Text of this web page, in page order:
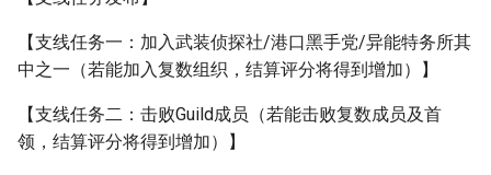
【支线任务一：加入武装侦探社/港口黑手党/异能特务所其
中之一（若能加入复数组织，结算评分将得到增加）】
【支线任务二：击败Guild成员（若能击败复数成员及首
领，结算评分将得到增加）】